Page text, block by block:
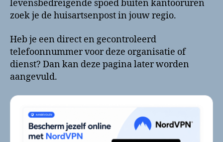
levensbedreigende spoed buiten kantooruren
zoek je de huisartsenpost in jouw regio.
Heb je een direct en gecontroleerd
telefoonnummer voor deze organisatie of
dienst? Dan kan deze pagina later worden
aangevuld.